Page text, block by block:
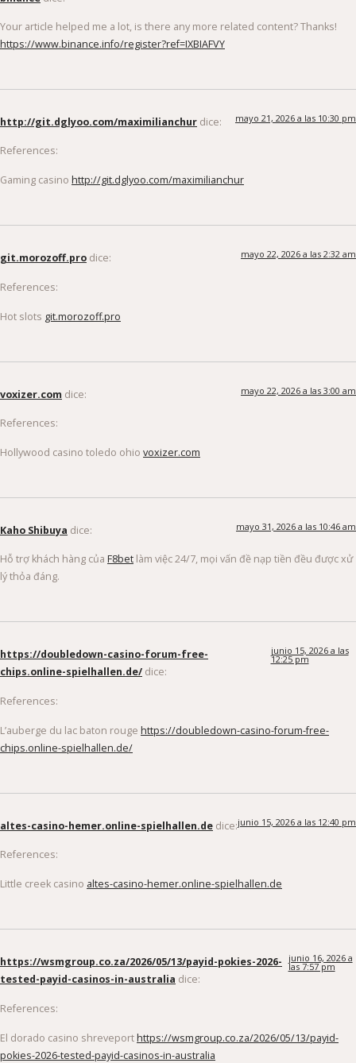
Your article helped me a lot, is there any more related content? Thanks!
https://www.binance.info/register?ref=IXBIAFVY
http://git.dglyoo.com/maximilianchur dice: mayo 21, 2026 a las 10:30 pm
References:
Gaming casino http://git.dglyoo.com/maximilianchur
git.morozoff.pro dice: mayo 22, 2026 a las 2:32 am
References:
Hot slots git.morozoff.pro
voxizer.com dice: mayo 22, 2026 a las 3:00 am
References:
Hollywood casino toledo ohio voxizer.com
Kaho Shibuya dice: mayo 31, 2026 a las 10:46 am
Hỗ trợ khách hàng của F8bet làm việc 24/7, mọi vấn đề nạp tiền đều được xử
lý thỏa đáng.
https://doubledown-casino-forum-free-
chips.online-spielhallen.de/ dice:
junio 15, 2026 a las
12:25 pm
References:
L’auberge du lac baton rouge https://doubledown-casino-forum-free-
chips.online-spielhallen.de/
altes-casino-hemer.online-spielhallen.de dice:junio 15, 2026 a las 12:40 pm
References:
Little creek casino altes-casino-hemer.online-spielhallen.de
https://wsmgroup.co.za/2026/05/13/payid-pokies-2026-
tested-payid-casinos-in-australia dice:
junio 16, 2026 a
las 7:57 pm
References:
El dorado casino shreveporthttps://wsmgroup.co.za/2026/05/13/payid-
pokies-2026-tested-payid-casinos-in-australia